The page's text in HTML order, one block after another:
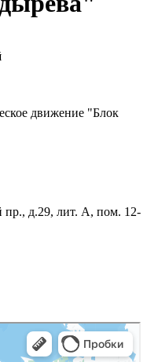
движение "Блок
пр., д.29, лит. А, пом. 12-